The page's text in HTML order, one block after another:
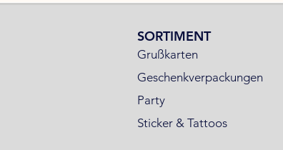
SORTIMENT
Grußkarten
Geschenkverpackungen
Party
Sticker & Tattoos